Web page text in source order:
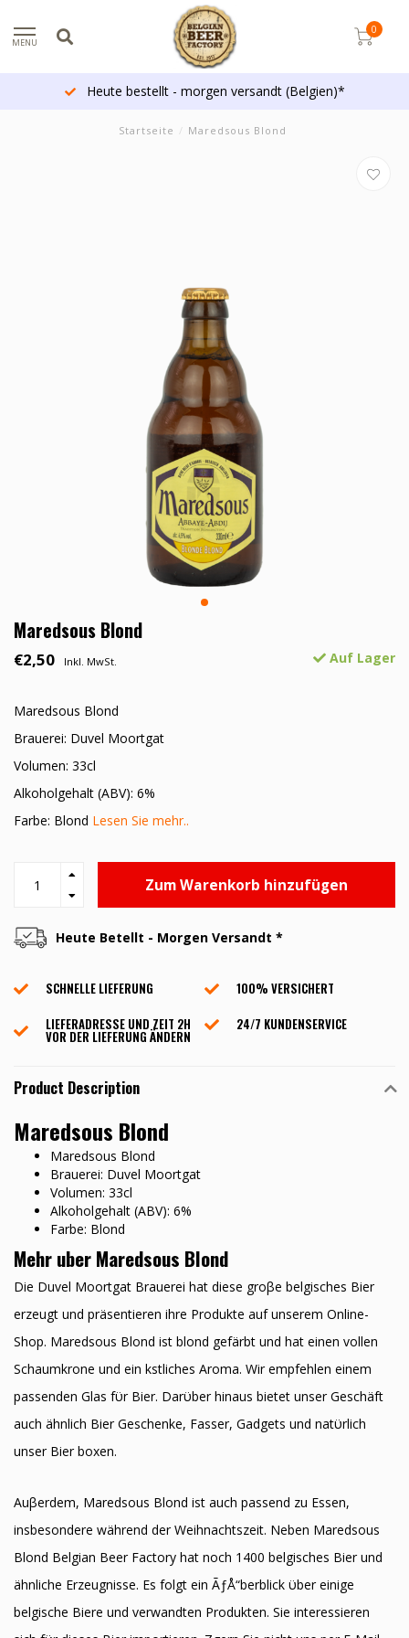
MENU
0
Heute bestellt - morgen versandt (Belgien)*
Startseite / Maredsous Blond
Maredsous Blond
€2,50 Inkl. MwSt. Auf Lager
Maredsous Blond
Brauerei: Duvel Moortgat
Volumen: 33cl
Alkoholgehalt (ABV): 6%
Farbe: Blond Lesen Sie mehr..
Zum Warenkorb hinzufügen
Heute Betellt - Morgen Versandt *
SCHNELLE LIEFERUNG
100% VERSICHERT
LIEFERADRESSE UND ZEIT 2H
VOR DER LIEFERUNG ÄNDERN
24/7 KUNDENSERVICE
Product Description
Maredsous Blond
Maredsous Blond
Brauerei: Duvel Moortgat
Volumen: 33cl
Alkoholgehalt (ABV): 6%
Farbe: Blond
Mehr uber Maredsous Blond
Die Duvel Moortgat Brauerei hat diese groβe belgisches Bier
erzeugt und präsentieren ihre Produkte auf unserem Online-
Shop. Maredsous Blond ist blond gefärbt und hat einen vollen
Schaumkrone und ein kӧstliches Aroma. Wir empfehlen einem
passenden Glas fϋr Bier. Darϋber hinaus bietet unser Geschäft
auch ähnlich Bier Geschenke, Fasser, Gadgets und natϋrlich
unser Bier boxen.
Auβerdem, Maredsous Blond ist auch passend zu Essen,
insbesondere während der Weihnachtszeit. Neben Maredsous
Blond Belgian Beer Factory hat noch 1400 belgisches Bier und
ähnliche Erzeugnisse. Es folgt ein ÃƒÅ“berblick ϋber einige
belgische Biere und verwandten Produkten. Sie interessieren